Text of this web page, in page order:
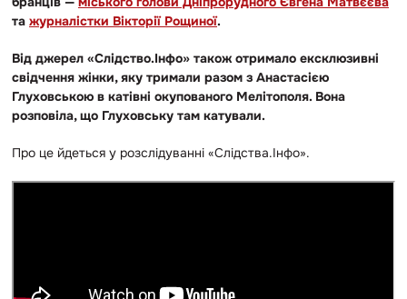
та журналістки Вікторії Рощиної.
Від джерел «Слідство.Інфо» також отримало ексклюзивні
свідчення жінки, яку тримали разом з Анастасією
Глуховською в катівні окупованого Мелітополя. Вона
розповіла, що Глуховську там катували.
Про це йдеться у розслідуванні «Слідства.Інфо».